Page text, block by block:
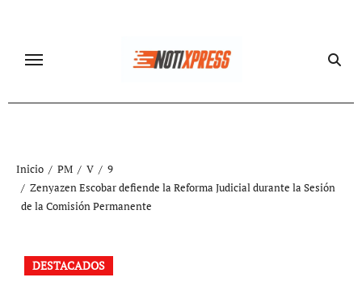
contenido
Inicio PM V
9
Zenyazen Escobar defiende la Reforma Judicial durante la Sesión
de la Comisión Permanente
DESTACADOS